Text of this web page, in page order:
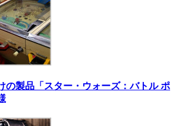
の製品「スター・ウォーズ：バトル ポ